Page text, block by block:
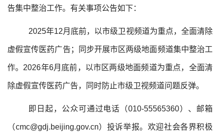
告集中整治工作。有关事项公告如下：
2025年12月底前，以市级卫视频道为重点，全面清除
虚假宣传医药广告；同步开展市区两级地面频道集中整治工
作。2026年6月底前，以市区两级地面频道为重点，全面清
除虚假宣传医药广告，同时防止市级卫视频道问题反弹。
即日起，公众可通过电话（010-55565360）、邮箱
（cmc@gdj.beijing.gov.cn）投诉举报。欢迎社会各界积极